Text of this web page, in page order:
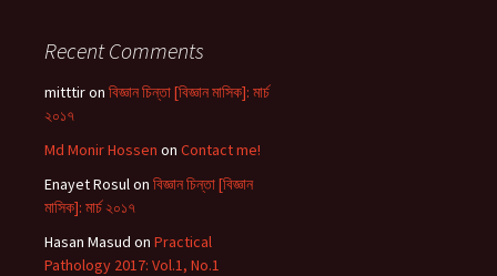
Recent Comments
mitttiron বিজ্ঞান চিন্তা [বিজ্ঞান মাসিক]: মার্চ
২০১৭
Md Monir Hossen on Contact me!
Enayet Rosulon বিজ্ঞান চিন্তা [বিজ্ঞান
মাসিক]: মার্চ ২০১৭
Hasan Masud on Practical
Pathology 2017: Vol.1, No.1